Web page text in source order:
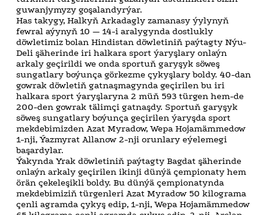
guwanjymyzy goşalandyrýar.
Has takygy, Halkyň Arkadagly zamanasy ýylynyň
fewral aýynyň 10 — 14-i aralygynda dostlukly
döwletimiz bolan Hindistan döwletiniň paýtagty Nýu-
Deli şäherinde iri halkara sport ýaryşlary onlaýn
arkaly geçirildi we onda sportuň garyşyk söweş
sungatlary boýunça görkezme çykyşlary boldy. 40-dan
gowrak döwletiň gatnaşmagynda geçirilen bu iri
halkara sport ýaryşlaryna 2 müň 593 türgen hem-de
200-den gowrak tälimçi gatnaşdy. Sportuň garyşyk
söweş sungatlary boýunça geçirilen ýaryşda sport
mekdebimizden Azat Myradow, Wepa Hojamämmedow
1-nji, Ýazmyrat Allanow 2-nji orunlary eýelemegi
başardylar.
Ýakynda Yrak döwletiniň paýtagty Bagdat şäherinde
onlaýn arkaly geçirilen ikinji dünýä çempionaty hem
örän çekeleşikli boldy. Bu dünýä çempionatynda
mekdebimiziň türgenleri Azat Myradow 50 kilograma
çenli agramda çykyş edip, 1-nji, Wepa Hojamämmedow